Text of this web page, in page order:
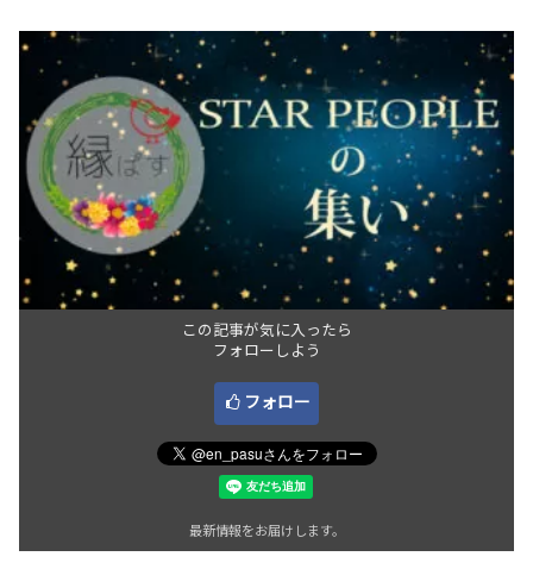
この記事が気に入ったら
フォローしよう
フォロー
最新情報をお届けします。